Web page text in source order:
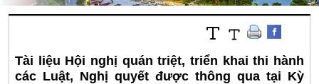
Tài liệu Hội nghị quán triệt, triển khai thi hành
các Luật, Nghị quyết được thông qua tại Kỳ